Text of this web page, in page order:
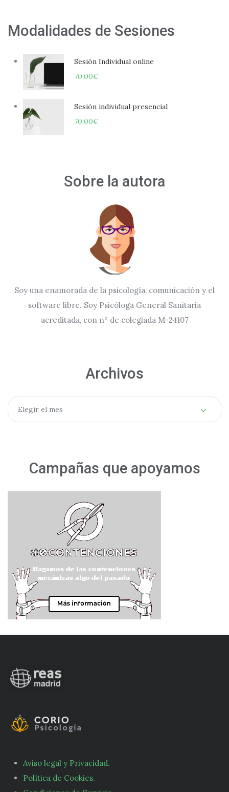
Modalidades de Sesiones
Sesión Individual online
70.00€
Sesión individual presencial
70.00€
Sobre la autora
Soy una enamorada de la psicología, comunicación y el
software libre. Soy Psicóloga General Sanitaria
acreditada, con nº de colegiada M-24107
Archivos
Archivos
Elegir el mes
Campañas que apoyamos
Aviso legal y Privacidad.
Política de Cookies.